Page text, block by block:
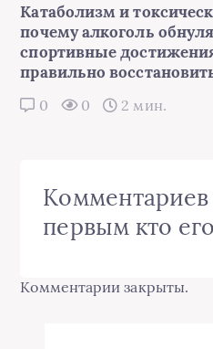
Катаболизм и
почему алкоголь
спортивные
правильно
0 0 2 мин.
Комментариев
первым кто
Комментарии закрыты.